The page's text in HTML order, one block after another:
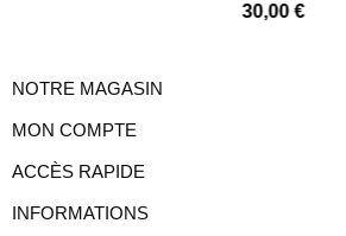
30,00 €
NOTRE MAGASIN
MON COMPTE
ACCÈS RAPIDE
INFORMATIONS